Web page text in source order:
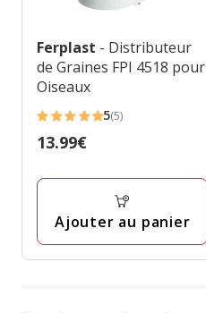
Ferplast - Distributeur
de Graines FPI 4518 pour
Oiseaux
5
étoiles
5
5(5)
Prix
13.99€
Ajouter au panier